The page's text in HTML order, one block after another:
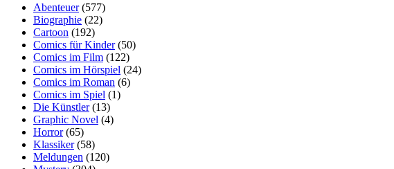
Abenteuer(577)
Biographie (22)
Cartoon (192)
Comics für Kinder(50)
Comics im Film (122)
Comics im Hörspiel (24)
Comics im Roman (6)
Comics im Spiel (1)
Die Künstler(13)
Graphic Novel (4)
Horror(65)
Klassiker(58)
Meldungen (120)